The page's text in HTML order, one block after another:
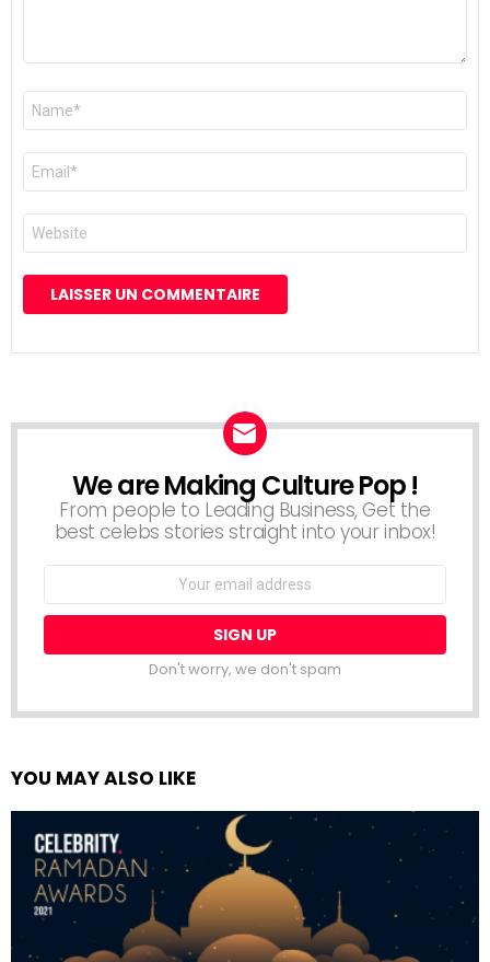
Nom
E-
mail
*
Site
web
NEWSLETTER
We are Making Culture Pop !
From people to Leading Business, Get the
best celebs stories straight into your inbox!
Email
Don't worry, we don't spam
YOU MAY ALSO LIKE